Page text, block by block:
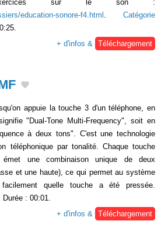
sur le son :
education-sonore-f4.html
Catégorie
+ d'infos &
Téléchargement
appuie la touche 3 d'un téléphone, en
"Dual-Tone Multi-Frequency", soit en
à deux tons". C'est une technologie
téléphonique par tonalité. Chaque touche
émet une combinaison unique de deux
et une haute), ce qui permet au système
quelle touche a été pressée.
Durée : 00:01.
+ d'infos & Téléchargement